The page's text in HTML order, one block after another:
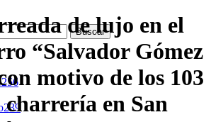
256
239
de lujo en el
“Salvador Gómez
motivo de los 103
en San